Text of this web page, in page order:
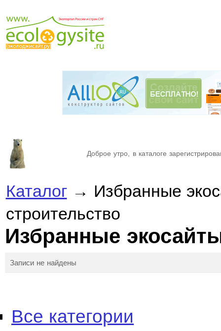
Доброе утро, в каталоге
Каталог→ Избранные
строительство
Избранные
Записи не найдены
Все категории